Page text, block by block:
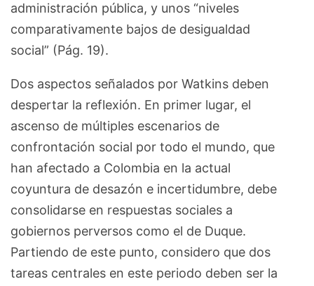
administración pública, y unos “niveles
comparativamente bajos de desigualdad
social” (Pág. 19).
Dos aspectos señalados por Watkins deben
despertar la reflexión. En primer lugar, el
ascenso de múltiples escenarios de
confrontación social por todo el mundo, que
han afectado a Colombia en la actual
coyuntura de desazón e incertidumbre, debe
consolidarse en respuestas sociales a
gobiernos perversos como el de Duque.
Partiendo de este punto, considero que dos
tareas centrales en este periodo deben ser la